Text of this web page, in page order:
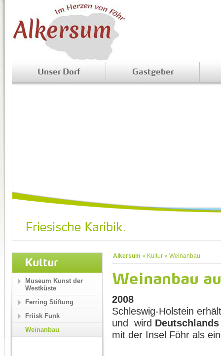
Unser Dorf Gastgeber
Alkersum » Kultur » Weinanbau
Weinanbau
2008
Schleswig-Holstein
und wird
mit der Insel Föhr als
Kultur
Museum Kunst der
Westküste
Ferring Stiftung
Friisk Funk
Weinanbau